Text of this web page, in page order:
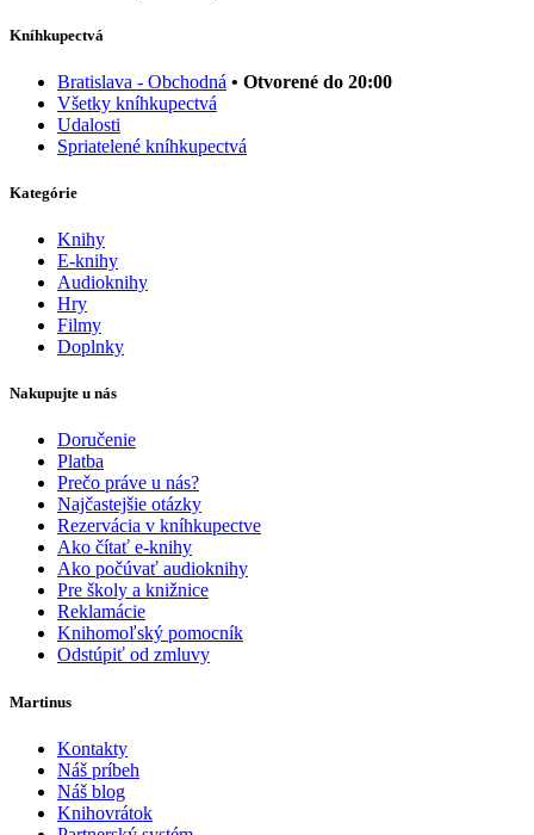
Kníhkupectvá
Bratislava - Obchodná • Otvorené do 20:00
Všetky kníhkupectvá
Udalosti
Spriatelené kníhkupectvá
Kategórie
Knihy
E-knihy
Audioknihy
Hry
Filmy
Doplnky
Nakupujte u nás
Doručenie
Platba
Prečo práve u nás?
Najčastejšie otázky
Rezervácia v kníhkupectve
Ako čítať e-knihy
Ako počúvať audioknihy
Pre školy a knižnice
Reklamácie
Knihomoľský pomocník
Odstúpiť od zmluvy
Martinus
Kontakty
Náš príbeh
Náš blog
Knihovrátok